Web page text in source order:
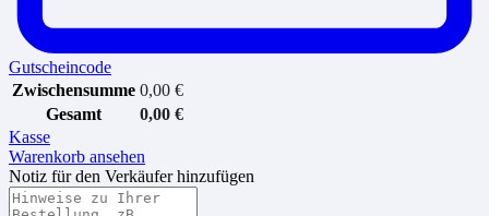
Gutscheincode
Zwischensumme 0,00 €
Gesamt
0,00 €
Kasse
Warenkorb ansehen
Notiz für den Verkäufer hinzufügen